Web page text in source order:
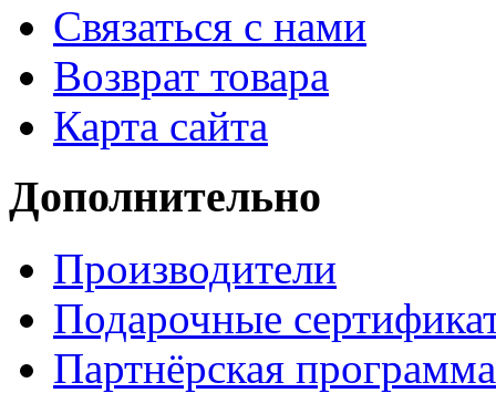
Связаться с нами
Возврат товара
Карта сайта
Дополнительно
Производители
Подарочные
Партнёрская программа